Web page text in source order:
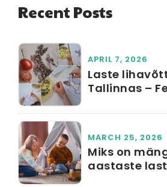
Recent Posts
APRIL 7, 2026
Laste
Tallinnas –
ja
MARCH 25, 2026
Miks on
aastaste